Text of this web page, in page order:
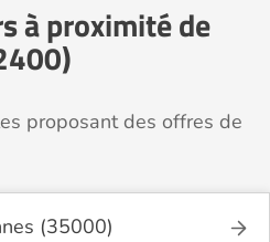
à proximité de
proposant des offres de
(35000)